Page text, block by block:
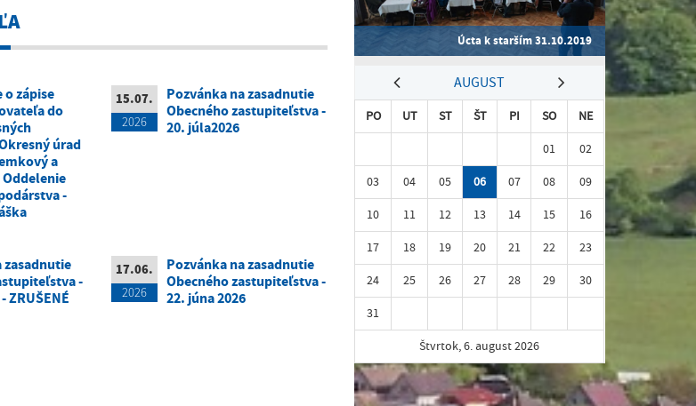
zápise
do
úrad
a
-
15.07.
2026
Pozvánka na zasadnutie
Obecného zastupiteľstva -
20. júla2026
zasadnutie
-
ZRUŠENÉ
17.06.
2026
Pozvánka na zasadnutie
Obecného zastupiteľstva -
22. júna 2026
Úcta k starším 31.10.2019
AUGUST
PO UT ST ŠT PI SO
NE
01
02
03
04 05 06 07 08
09
10
11 12 13 14 15
16
17
18 19 20 21 22
23
24
25 26 27 28 29
30
31
Štvrtok, 6. august 2026